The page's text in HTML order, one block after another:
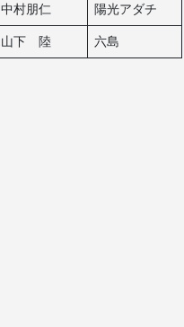
中村朋仁 陽光アダチ
山下 陸 六島